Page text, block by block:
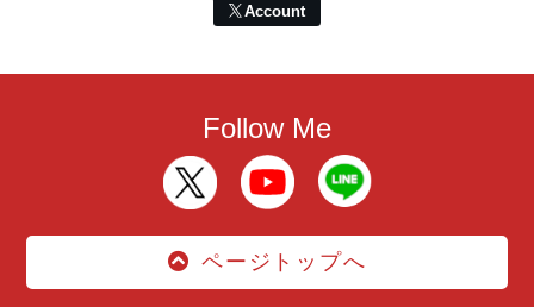
Account
Follow Me
ページトップへ